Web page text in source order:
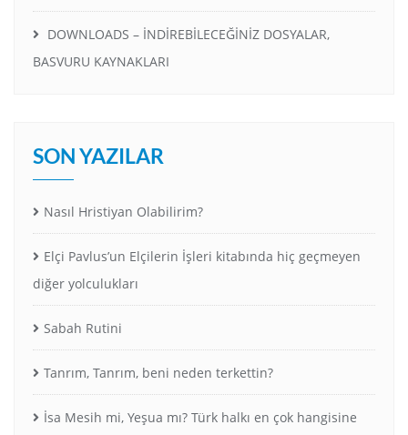
DOWNLOADS – İNDİREBİLECEĞİNİZ DOSYALAR,
BASVURU KAYNAKLARI
SON YAZILAR
Nasıl Hristiyan Olabilirim?
Elçi Pavlus’un Elçilerin İşleri kitabında hiç geçmeyen
diğer yolculukları
Sabah Rutini
Tanrım, Tanrım, beni neden terkettin?
İsa Mesih mi, Yeşua mı? Türk halkı en çok hangisine